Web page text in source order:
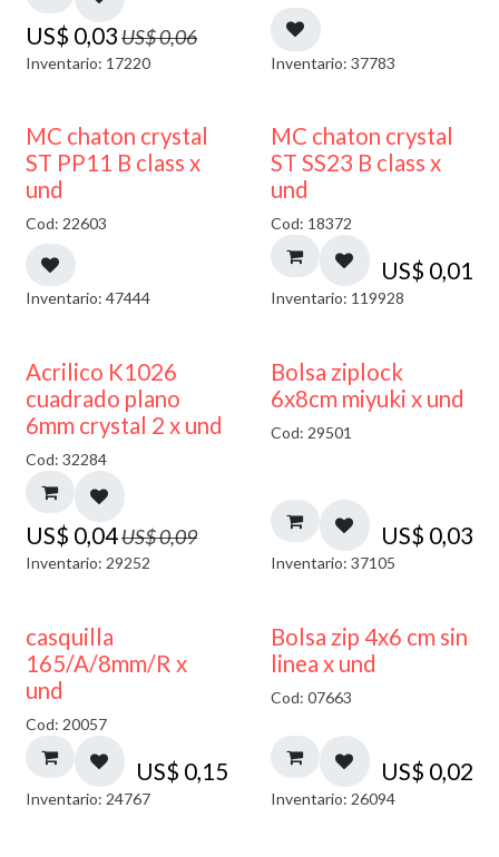
US$ 0,03US$0,06
Inventario: 17220 Inventario: 37783
MC chaton crystal
ST PP11 B class x
und
Cod: 22603
Inventario: 47444
MC chaton crystal
ST SS23 B class x
und
Cod: 18372
US$ 0,01
Inventario: 119928
50% DESCUENTO
Acrilico K1026
cuadrado plano
6mm crystal 2 x und
Cod: 32284
US$ 0,04US$0,09
Inventario: 29252
¡NUEVO!
Bolsa ziplock
6x8cm miyuki x und
Cod: 29501
US$ 0,03
Inventario: 37105
casquilla
165/A/8mm/R x
und
Cod: 20057
US$ 0,15
Inventario: 24767
Bolsa zip 4x6 cm sin
linea x und
Cod: 07663
US$ 0,02
Inventario: 26094